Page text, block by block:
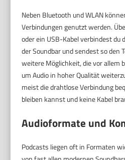
Neben Bluetooth und WLAN
Verbindungen genutzt werden.
oder ein USB-Kabel verbindest
der Soundbar und sendest so den
weitere Möglichkeit, die vor allem
um Audio in hoher Qualität
meist die drahtlose Verbindung
bleiben kannst und keine Kabel
Audioformate und
Podcasts liegen oft in Formaten